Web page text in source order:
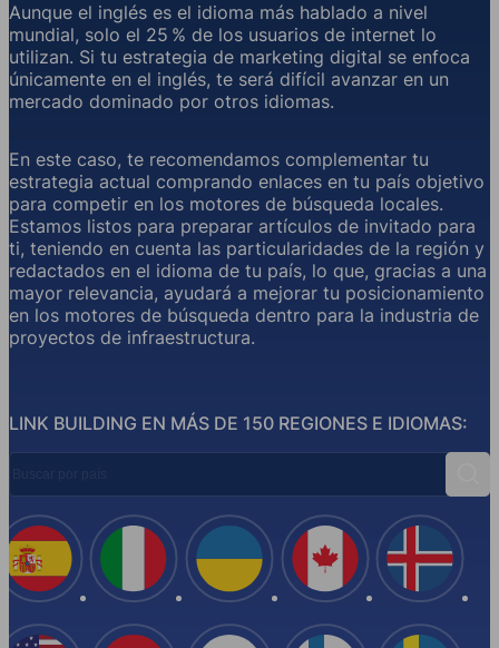
LINK BUILDING EN MÁS DE 150 REGIONES E IDIOMAS:
Aunque el inglés es el idioma más hablado a nivel
mundial, solo el 25 % de los usuarios de internet lo
utilizan. Si tu estrategia de marketing digital se enfoca
únicamente en el inglés, te será difícil avanzar en un
mercado dominado por otros idiomas.
En este caso, te recomendamos complementar tu
estrategia actual comprando enlaces en tu país objetivo
para competir en los motores de búsqueda locales.
Estamos listos para preparar artículos de invitado para
ti, teniendo en cuenta las particularidades de la región y
redactados en el idioma de tu país, lo que, gracias a una
mayor relevancia, ayudará a mejorar tu posicionamiento
en los motores de búsqueda dentro para la industria de
proyectos de infraestructura.
España Italia Ucrania Canadá